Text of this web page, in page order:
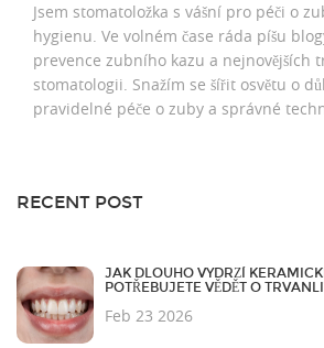
Jsem stomatoložka s vášní pro péči o
hygienu. Ve volném čase ráda píšu
prevence zubního kazu a nejnovějších
stomatologii. Snažím se šířit osvětu o
pravidelné péče o zuby a správné
RECENT POST
JAK DLOUHO VYDRŽÍ
POTŘEBUJETE VĚDĚT O
Feb 23 2026